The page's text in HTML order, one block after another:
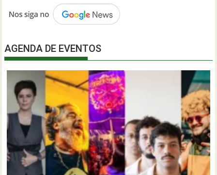
AGENDA DE EVENTOS